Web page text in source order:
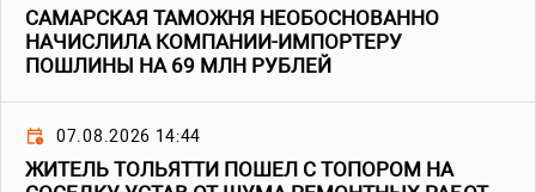
САМАРСКАЯ ТАМОЖНЯ НЕОБОСНОВАННО
НАЧИСЛИЛА КОМПАНИИ-ИМПОРТЕРУ
ПОШЛИНЫ НА 69 МЛН РУБЛЕЙ
07.08.2026 14:44
ЖИТЕЛЬ ТОЛЬЯТТИ ПОШЕЛ С ТОПОРОМ НА